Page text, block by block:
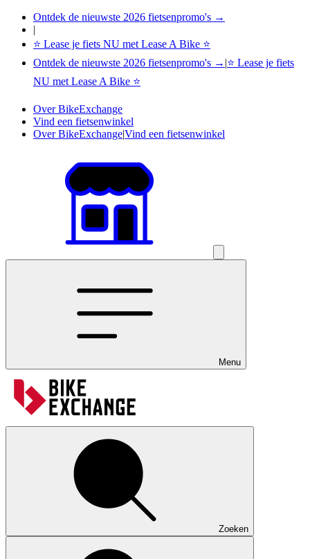
Ontdek de nieuwste 2026 fietsenpromo's →
|
⭐ Lease je fiets NU met Lease A Bike ⭐
Ontdek de nieuwste 2026 fietsenpromo's → |⭐ Lease je fiets
NU met Lease A Bike ⭐
Over BikeExchange
Vind een fietsenwinkel
Over BikeExchange|Vind een fietsenwinkel
Menu
Zoeken